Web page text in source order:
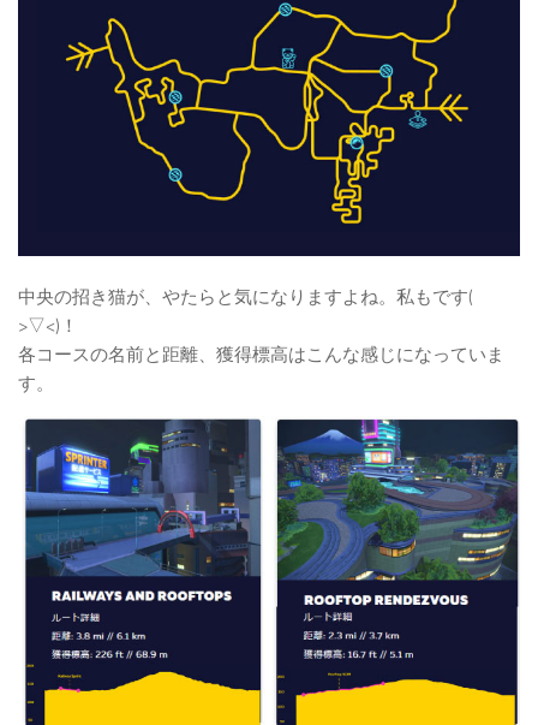
中央の招き猫が、やたらと気になりますよね。私もです(
>▽<)！
各コースの名前と距離、獲得標高はこんな感じになっていま
す。